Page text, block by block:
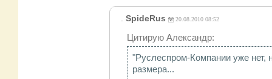
SpideRus 20.08.2010 08:52
Цитирую Александр:
"Руслеспром-Компании уже нет,
размера...